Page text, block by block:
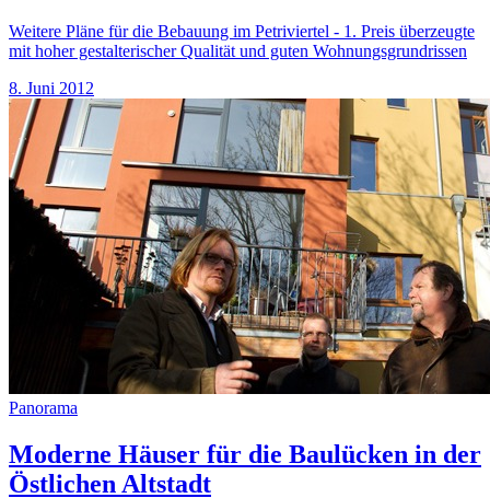
Weitere Pläne für die Bebauung im Petriviertel - 1. Preis überzeugte
mit hoher gestalterischer Qualität und guten Wohnungsgrundrissen
8. Juni 2012
Panorama
Moderne Häuser für die Baulücken in der
Östlichen Altstadt